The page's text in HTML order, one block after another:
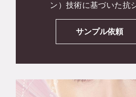
ン）技術に基づいた抗
サンプル依頼